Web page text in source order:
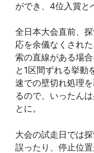
ができ、4位入賞と
全日本大会直前、
応を余儀なくされ
索の直線がある場
と1区間ずれる挙動
速での壁切れ処理
るので、いったん
とに。
大会の試走日では
誤ったり、停止位